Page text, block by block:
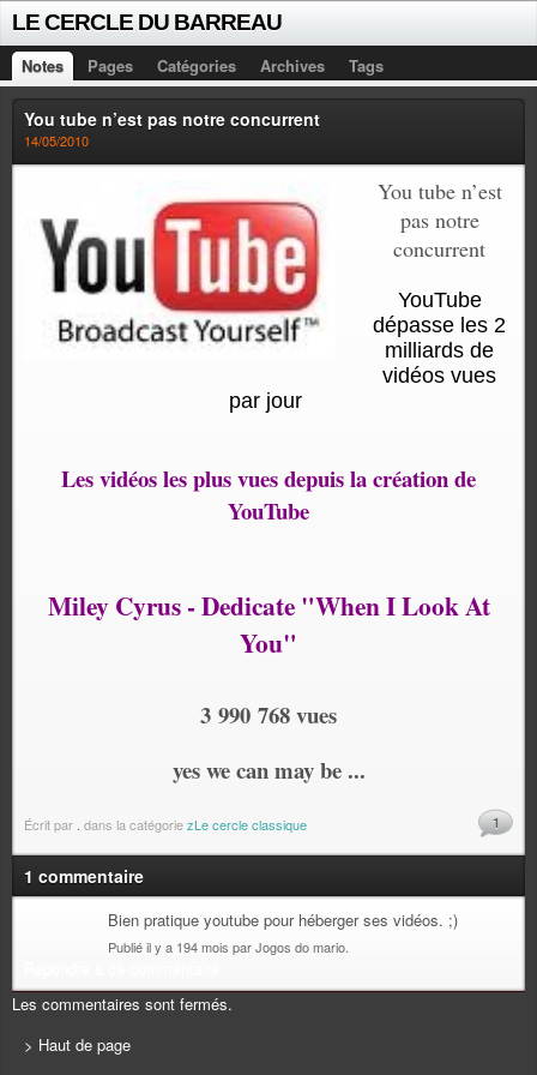
LE CERCLE DU BARREAU
Notes Pages Catégories Archives Tags
You tube n’est pas notre concurrent
14/05/2010
You tube n’est
pas notre
concurrent
YouTube
dépasse les 2
milliards de
vidéos vues
par jour
Les vidéos les plus vues depuis la création de
YouTube
Miley Cyrus - Dedicate "When I Look At
You"
3 990 768 vues
yes we can may be ...
Écrit par dans la catégoriezLe cercle classique 1
1 commentaire
Bien pratique youtube pour héberger ses vidéos. ;)
Publié il y a 194 mois par Jogos do mario.
Les commentaires sont fermés.
> Haut de page